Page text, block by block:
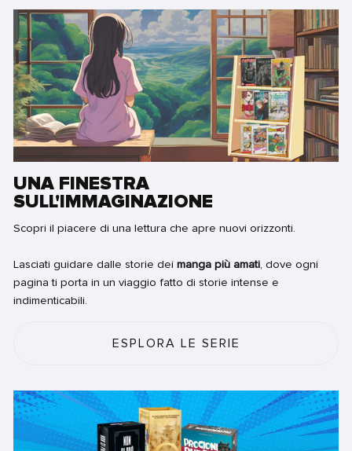
UNA FINESTRA
SULL'IMMAGINAZIONE
Scopri il piacere di una lettura che apre nuovi orizzonti.
Lasciati guidare dalle storie dei manga più amati , dove ogni
pagina ti porta in un viaggio fatto di storie intense e
indimenticabili.
ESPLORA LE SERIE